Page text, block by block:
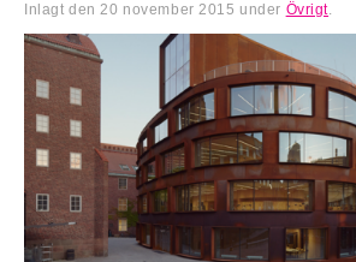
Inlagt den 20 november 2015 under Övrigt